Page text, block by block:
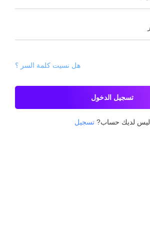
هل نسيت كلمة السر ؟
تسجيل الدخول
ليس لديك حساب?تسجيل